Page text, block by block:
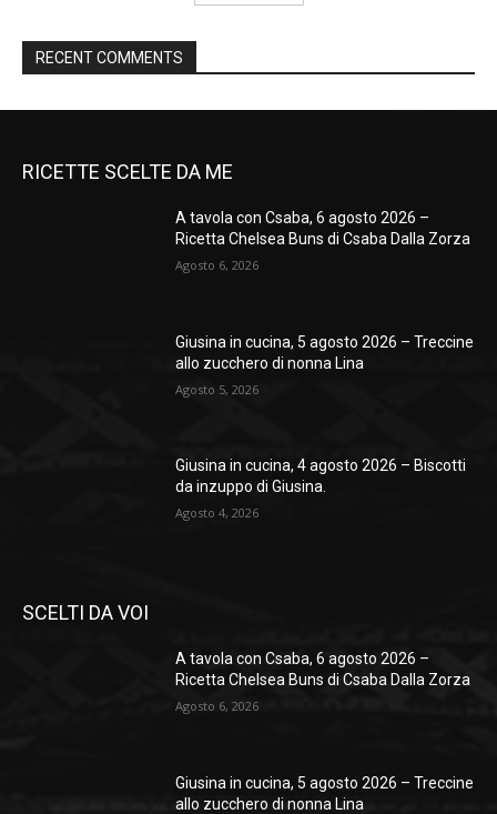
RECENT COMMENTS
RICETTE SCELTE DA ME
A tavola con Csaba, 6 agosto 2026 –
Ricetta Chelsea Buns di Csaba Dalla Zorza
Agosto 6, 2026
Giusina in cucina, 5 agosto 2026 – Treccine
allo zucchero di nonna Lina
Agosto 5, 2026
Giusina in cucina, 4 agosto 2026 – Biscotti
da inzuppo di Giusina.
Agosto 4, 2026
SCELTI DA VOI
A tavola con Csaba, 6 agosto 2026 –
Ricetta Chelsea Buns di Csaba Dalla Zorza
Agosto 6, 2026
Giusina in cucina, 5 agosto 2026 – Treccine
allo zucchero di nonna Lina